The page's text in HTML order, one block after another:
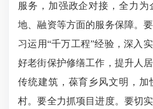
服务，加强政企对接，全力为
地、融资等方面的服务保障。
习运用“千万工程”经验，深入
好老街保护修缮工作，提升人
传统建筑，葆育乡风文明，加
村。要全力抓项目进度。要切